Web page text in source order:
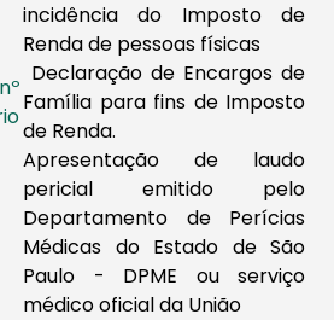
incidência do Imposto de
Renda de pessoas físicas
Declaração de Encargos de
Família para fins de Imposto
de Renda.
Apresentação de laudo
pericial emitido pelo
Departamento de Perícias
Médicas do Estado de São
Paulo - DPME ou serviço
médico oficial da União​